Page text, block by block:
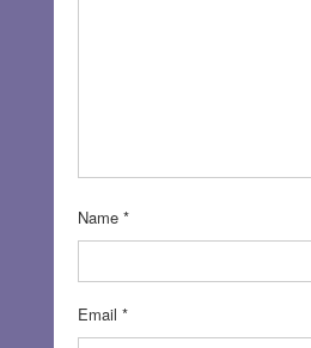
Name *
Email *